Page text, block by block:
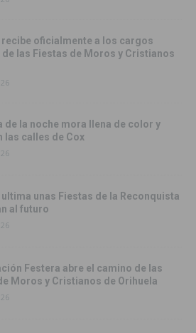
recibe oficialmente a los cargos
las Fiestas de Moros y Cristianos
de la noche mora llena de color y
las calles de Cox
unas Fiestas de la Reconquista
al futuro
Festera abre el camino de las
Moros y Cristianos de Orihuela